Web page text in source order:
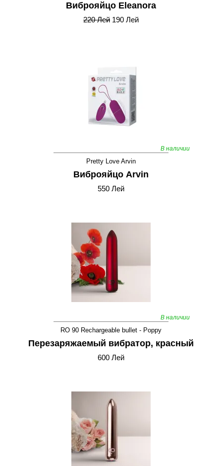
Виброяйцо Eleanora
220 Лей 190 Лей
В наличии
Pretty Love Arvin
Виброяйцо Arvin
550 Лей
В наличии
RO 90 Rechargeable bullet - Poppy
Перезаряжаемый вибратор, красный
600 Лей